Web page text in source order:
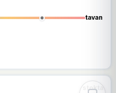
tavan
%64 DÜŞTÜ
stokta